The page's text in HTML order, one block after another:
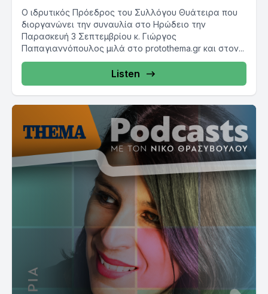
Ο ιδρυτικός Πρόεδρος του Συλλόγου Θυάτειρα που
διοργανώνει την συναυλία στο Ηρώδειο την
Παρασκευή 3 Σεπτεμβρίου κ. Γιώργος
Παπαγιαννόπουλος μιλά στο protothema.gr και στον...
Listen